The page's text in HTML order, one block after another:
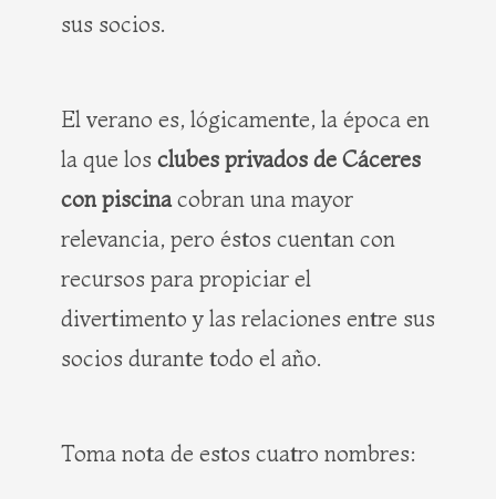
sus socios.
El verano es, lógicamente, la época en
la que los clubes privados de Cáceres
con piscinacobran una mayor
relevancia, pero éstos cuentan con
recursos para propiciar el
divertimento y las relaciones entre sus
socios durante todo el año.
Toma nota de estos cuatro nombres: